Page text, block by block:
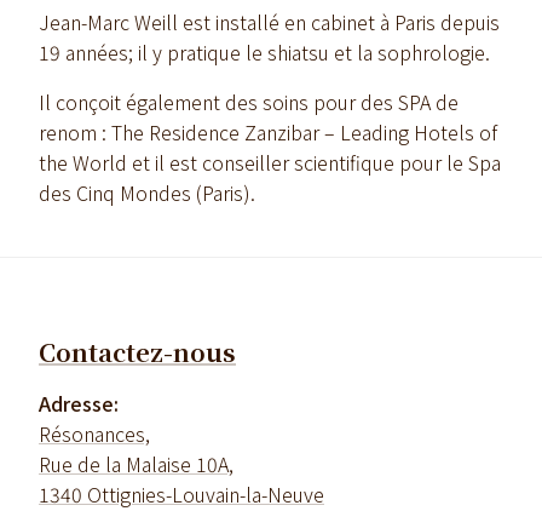
Jean-Marc Weill est installé en cabinet à Paris depuis
19 années; il y pratique le shiatsu et la sophrologie.
Il conçoit également des soins pour des SPA de
renom : The Residence Zanzibar – Leading Hotels of
the World et il est conseiller scientifique pour le Spa
des Cinq Mondes (Paris).
Contactez-nous
Adresse:
Résonances,
Rue de la Malaise 10A,
1340 Ottignies-Louvain-la-Neuve